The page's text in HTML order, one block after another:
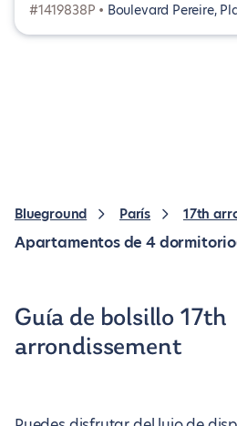
#1419838P • Boulevard Pereire,
Blueground París 17th
Apartamentos de 4
Guía de bolsillo 17th
arrondissement